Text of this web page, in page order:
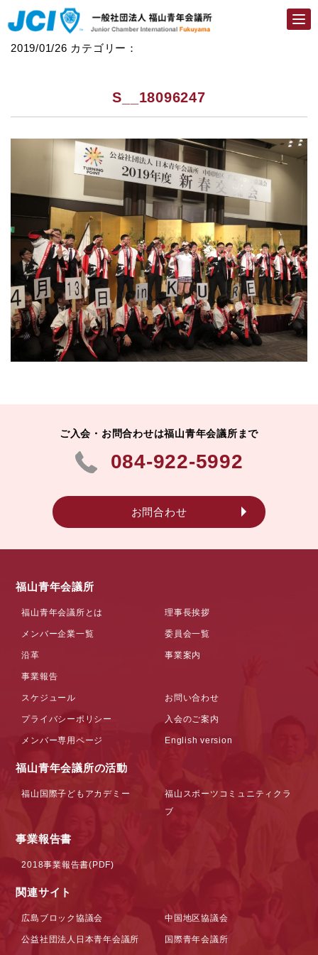
2019/01/26 カテゴリー：
S__18096247
ご入会・お問合わせは福山青年会議所まで
084-922-5992
お問合わせ
福山青年会議所
福山青年会議所とは 理事長挨拶
メンバー企業一覧 委員会一覧
沿革 事業案内
事業報告
スケジュール お問い合わせ
プライバシーポリシー 入会のご案内
メンバー専用ページ English version
福山青年会議所の活動
福山国際子どもアカデミー
福山スポーツコミュニティクラ
ブ
事業報告書
2018事業報告書(PDF)
関連サイト
広島ブロック協議会 中国地区協議会
公益社団法人日本青年会議所 国際青年会議所